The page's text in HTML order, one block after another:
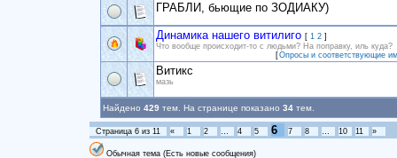
ГРАБЛИ, бьющие по ЗОДИАКУ)
Динамика нашего витилиго [ 1 2 ]
Что вообще происходит-то с людьми? На поправку, иль куда?
[Опросы и соответствующие
Витикс
мазь
Найдено 429 тем. На странице показано 34 тем.
Страница 6 из 11 « 1 2 … 4 5 6 7 8 … 10 11 »
Обычная тема (Есть новые сообщения)